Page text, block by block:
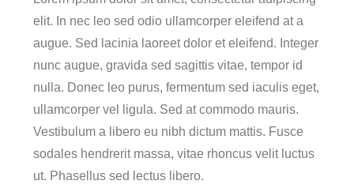
elit. In nec leo sed odio ullamcorper eleifend at a
augue. Sed lacinia laoreet dolor et eleifend. Integer
nunc augue, gravida sed sagittis vitae, tempor id
nulla. Donec leo purus, fermentum sed iaculis eget,
ullamcorper vel ligula. Sed at commodo mauris.
Vestibulum a libero eu nibh dictum mattis. Fusce
sodales hendrerit massa, vitae rhoncus velit luctus
ut. Phasellus sed lectus libero.